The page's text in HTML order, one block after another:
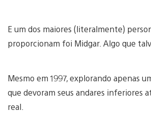
E um dos maiores (literalmente)
proporcionam foi Midgar. Algo que
Mesmo em 1997, explorando apenas
que devoram seus andares inferiores
real.